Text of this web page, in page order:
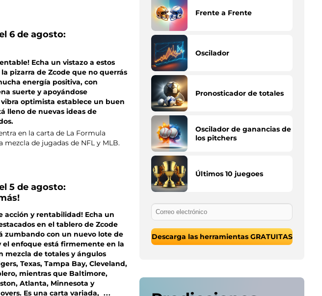
6 de agosto:
Echa un vistazo a estos
pizarra de Zcode que no querrás
energía positiva, con
suerte y apoyándose
optimista establece un buen
lleno de nuevas ideas de
en la carta de La Formula
mezcla de jugadas de NFL y MLB.
5 de agosto:
acción y rentabilidad! Echa un
en el tablero de Zcode
zumbando con un nuevo lote de
el enfoque está firmemente en la
mezcla de totales y ángulos
Texas, Tampa Bay, Cleveland,
mientras que Baltimore,
Atlanta, Minnesota y
Es una carta variada, ...
Frente a Frente
Oscilador
Pronosticador de totales
Oscilador de ganancias de
los pitchers
Últimos 10 juegoes
Descarga las herramientas GRATUITAS